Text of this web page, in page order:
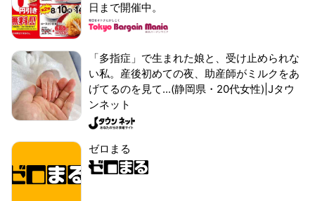
日まで開催中。
「多指症」で生まれた娘と、受け止められな
い私。産後初めての夜、助産師がミルクをあ
げてるのを見て...(静岡県・20代女性)|Jタウ
ンネット
ゼロまる